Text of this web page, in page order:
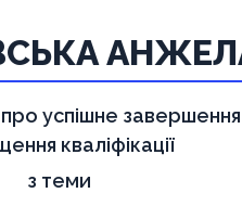
про успішне завершення
кваліфікації
з теми